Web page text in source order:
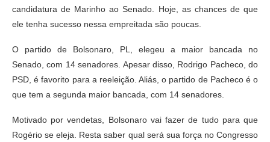
candidatura de Marinho ao Senado. Hoje, as chances de que
ele tenha sucesso nessa empreitada são poucas.
O partido de Bolsonaro, PL, elegeu a maior bancada no
Senado, com 14 senadores. Apesar disso, Rodrigo Pacheco, do
PSD, é favorito para a reeleição. Aliás, o partido de Pacheco é o
que tem a segunda maior bancada, com 14 senadores.
Motivado por vendetas, Bolsonaro vai fazer de tudo para que
Rogério se eleja. Resta saber qual será sua força no Congresso